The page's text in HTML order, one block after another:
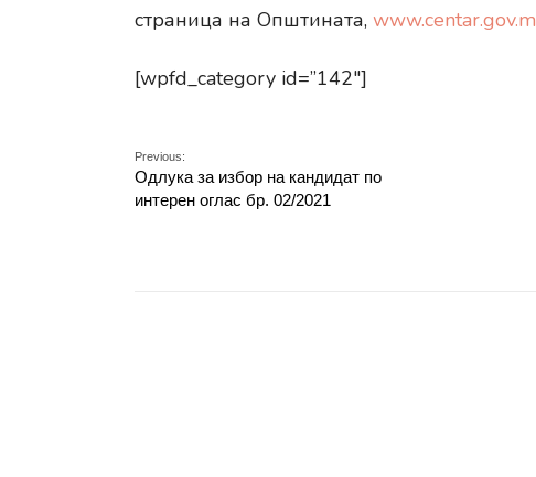
страница на Општината,
[wpfd_category id=”142″]
Previous:
Одлука за избор на кандидат по
интерен оглас бр. 02/2021